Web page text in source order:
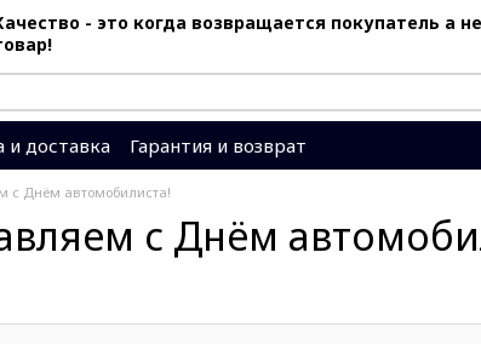
- это когда возвращается покупатель а не
и доставка
Гарантия и возврат
скидок
с Днём автомобилиста!
с Днём